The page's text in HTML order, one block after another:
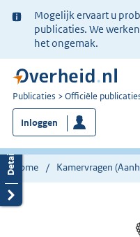
Ter
informatie:
Mogelijk ervaart u
publicaties. We
het ongemak.
U
bent
nu
hier:
Publicaties Officiële
Inloggen
Home Kamervragen